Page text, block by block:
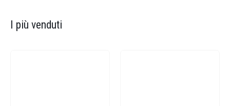
I più venduti